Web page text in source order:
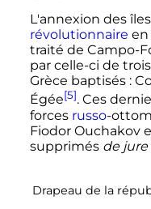
L'annexion des
révolutionnaire en
traité de Campo-
par celle-ci de
Grèce baptisés :
Égée[5]. Ces
forces russo-
Fiodor Ouchakov
supprimés de jure
Drapeau de la